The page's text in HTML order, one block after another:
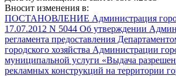
Вносит изменения в:
ПОСТАНОВЛЕНИЕ Администрация
17.07.2012 N 5044 Об утверждении
регламента предоставления
городского хозяйства Администрации
муниципальной услуги «Выдача
рекламных конструкций на территории